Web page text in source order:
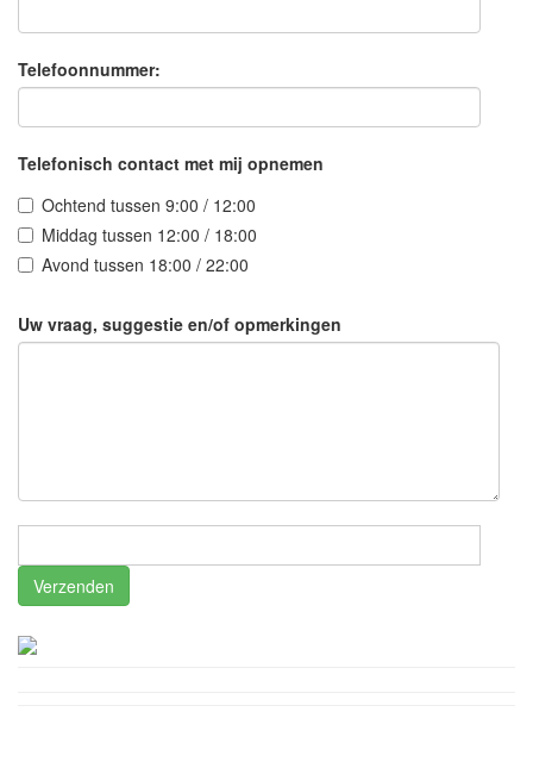
Telefoonnummer:
Telefonisch contact met mij opnemen
Ochtend tussen 9:00 / 12:00
Middag tussen 12:00 / 18:00
Avond tussen 18:00 / 22:00
Uw vraag, suggestie en/of opmerkingen
Verzenden